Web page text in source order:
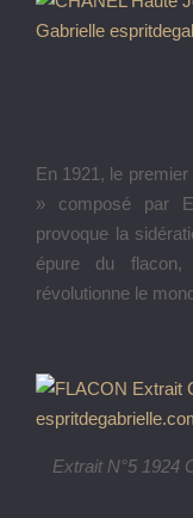
En 1921, le premier
» composé par
provoque la
épure du
révolutionne le
Extrait N°5 1924